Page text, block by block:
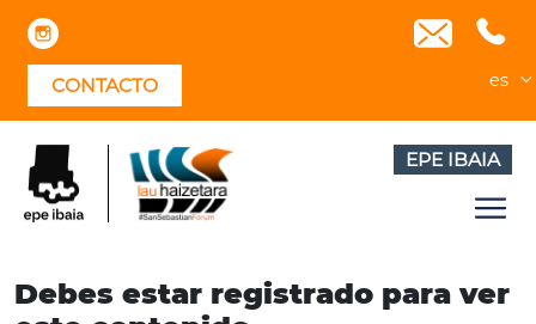
Skip
contentCONTACTO es
EPE IBAIA
Debes estar registrado para ver